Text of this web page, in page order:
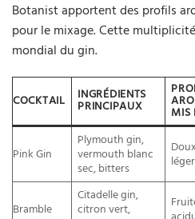
Botanist apportent des profils
pour le mixage. Cette
mondial du gin.
COCKTAIL INGRÉDIENTS
PRINCIPAUX MIS
Pink Gin
Plymouth gin,
vermouth blanc
sec, bitters
Bramble
Citadelle gin,
citron vert,